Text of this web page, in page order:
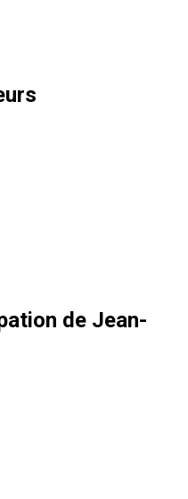
de Jean-